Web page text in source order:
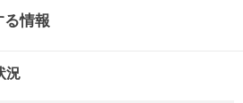
る情報
況